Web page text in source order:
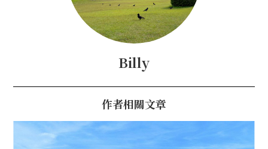
Billy
作者相關文章